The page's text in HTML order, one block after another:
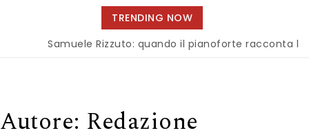
navigation
TRENDING NOW
Samuele Rizzuto: quando il pianoforte racconta
Autore: Redazione